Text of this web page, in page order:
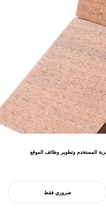
نظام قرطاسية مغناطيسي يحقق نظام المكتب
من خلال قوى الجذب والأشكال المصقولة.
المستخدم وتطوير وظائف الموقع.
ضروري فقط